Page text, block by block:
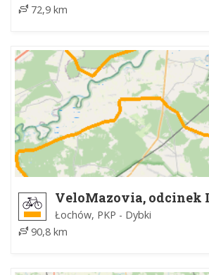
72,9 km
VeloMazovia, odcinek
Łochów, PKP - Dybki
90,8 km